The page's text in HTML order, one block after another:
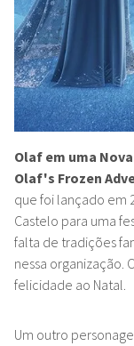
Olaf em uma
Olaf's Frozen
que foi lançado em
Castelo para uma
falta de tradições
nessa organização.
felicidade ao Natal.
Um outro